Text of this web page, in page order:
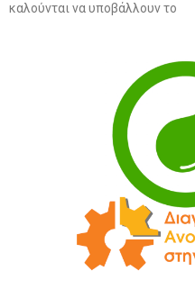
καλούνται να υποβάλλουν το